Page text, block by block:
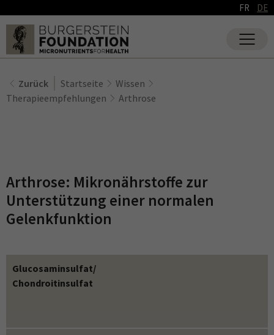
FR DE
Zurück Startseite
Wissen
Therapieempfehlungen
Arthrose
Arthrose: Mikronährstoffe zur
Unterstützung einer normalen
Gelenkfunktion
Glucosaminsulfat/
Chondroitinsulfat